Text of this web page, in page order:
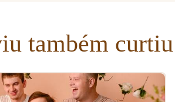
também curtiu